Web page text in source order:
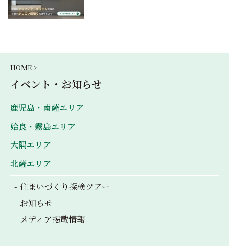
HOME >
イベント・お知らせ
鹿児島・南薩エリア
姶良・霧島エリア
大隅エリア
北薩エリア
住まいづくり探検ツアー
お知らせ
メディア掲載情報